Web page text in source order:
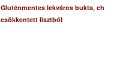
Gluténmentes lekváros bukta, ch
csökkentett lisztből